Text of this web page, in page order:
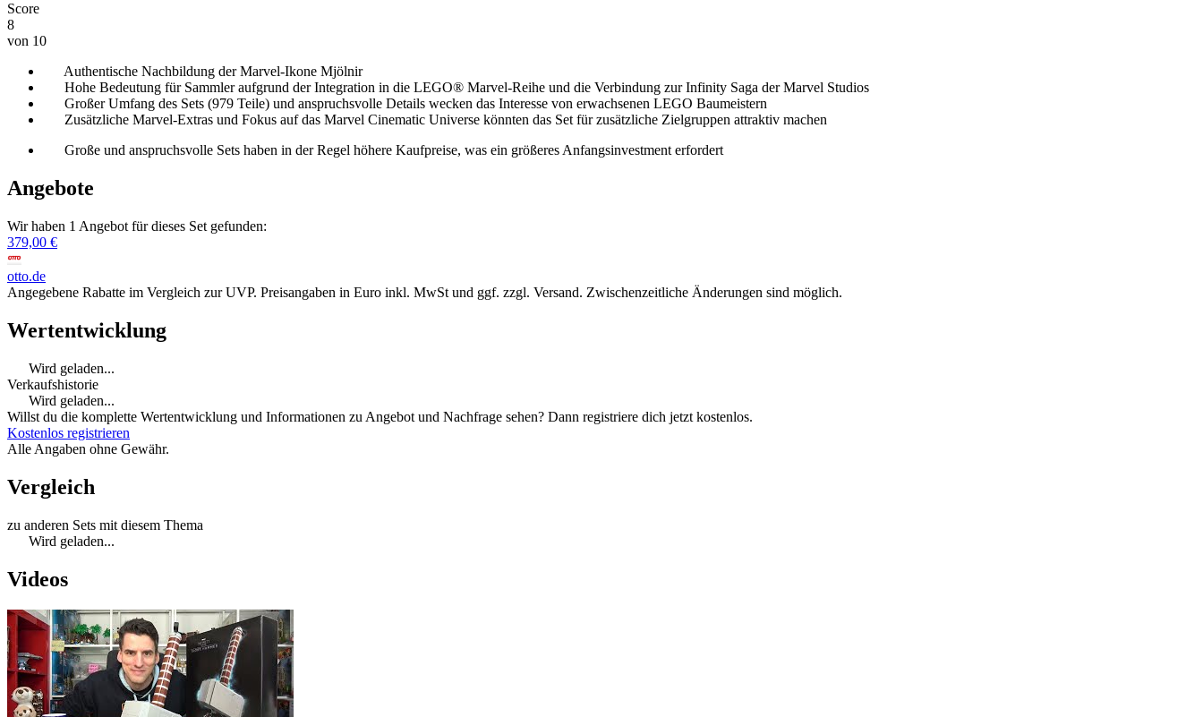
Score
8
von 10
Authentische Nachbildung der Marvel-Ikone Mjölnir
Hohe Bedeutung für Sammler aufgrund der Integration in die LEGO® Marvel-Reihe und die Verbindung zur Infinity Saga der Marvel Studios
Großer Umfang des Sets (979 Teile) und anspruchsvolle Details wecken das Interesse von erwachsenen LEGO Baumeistern
Zusätzliche Marvel-Extras und Fokus auf das Marvel Cinematic Universe könnten das Set für zusätzliche Zielgruppen attraktiv machen
Große und anspruchsvolle Sets haben in der Regel höhere Kaufpreise, was ein größeres Anfangsinvestment erfordert
Angebote
Wir haben 1 Angebot für dieses Set gefunden:
379,00 €
otto.de
Angegebene Rabatte im Vergleich zur UVP. Preisangaben in Euro inkl. MwSt und ggf. zzgl. Versand. Zwischenzeitliche Änderungen sind möglich.
Wertentwicklung
Wird geladen...
Verkaufshistorie
Wird geladen...
Willst du die komplette Wertentwicklung und Informationen zu Angebot und Nachfrage sehen? Dann registriere dich jetzt kostenlos.
Kostenlos registrieren
Alle Angaben ohne Gewähr.
Vergleich
zu anderen Sets mit diesem Thema
Wird geladen...
Videos